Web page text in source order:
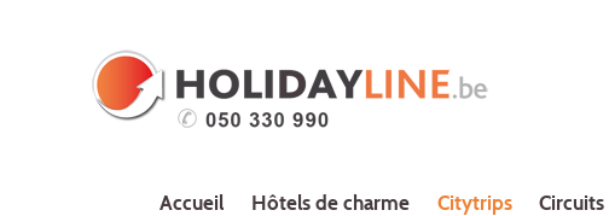
Accueil Hôtels de charme Citytrips Circuits